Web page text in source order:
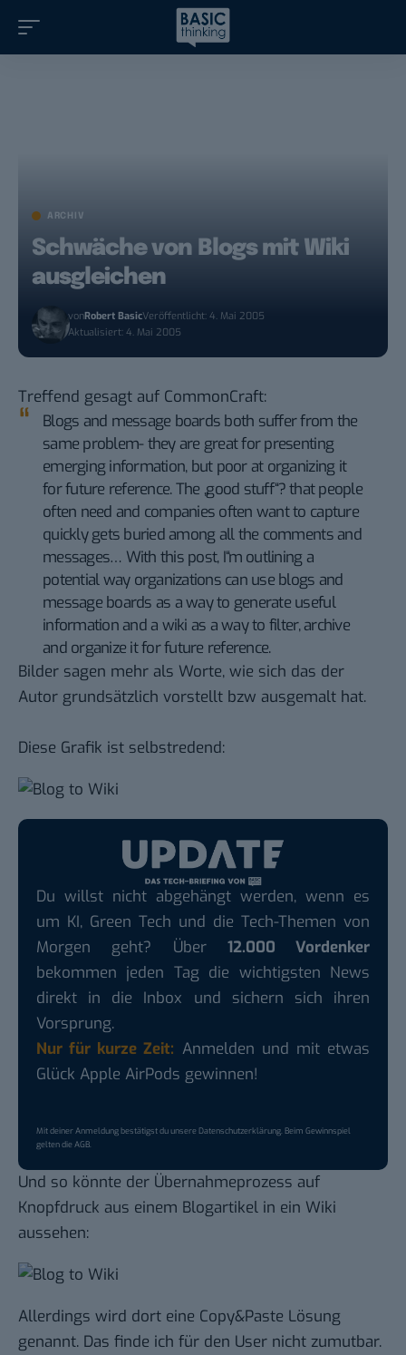
ARCHIV
Schwäche von Blogs mit Wiki
ausgleichen
vonRobert BasicVeröffentlicht: 4. Mai 2005
Aktualisiert: 4. Mai 2005
Treffend gesagt auf CommonCraft:
Blogs and message boards both suffer from the
same problem- they are great for presenting
emerging information, but poor at organizing it
for future reference. The „good stuff“? that people
often need and companies often want to capture
quickly gets buried among all the comments and
messages… With this post, I“m outlining a
potential way organizations can use blogs and
message boards as a way to generate useful
information and a wiki as a way to filter, archive
and organize it for future reference.
Bilder sagen mehr als Worte, wie sich das der
Autor grundsätzlich vorstellt bzw ausgemalt hat.
Diese Grafik ist selbstredend:
Du willst nicht abgehängt werden, wenn es
um KI, Green Tech und die Tech-Themen von
Morgen geht? Über 12.000 Vordenker
bekommen jeden Tag die wichtigsten News
direkt in die Inbox und sichern sich ihren
Vorsprung.
Nur für kurze Zeit: Anmelden und mit etwas
Glück Apple AirPods gewinnen!
Mit deiner Anmeldung bestätigst du unsereDatenschutzerklärung. Beim Gewinnspiel
gelten dieAGB.
Und so könnte der Übernahmeprozess auf
Knopfdruck aus einem Blogartikel in ein Wiki
aussehen:
Allerdings wird dort eine Copy&Paste Lösung
genannt. Das finde ich für den User nicht zumutbar.